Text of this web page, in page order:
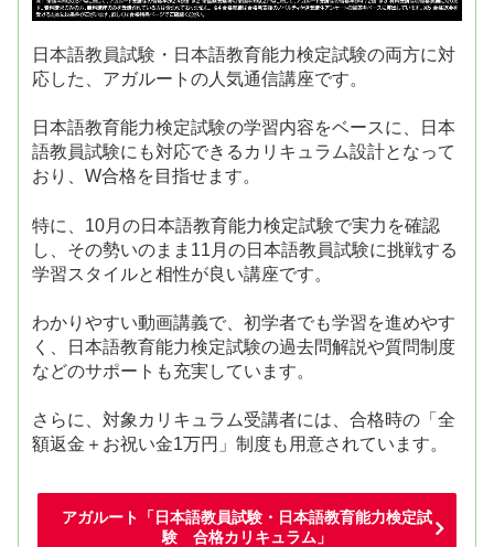
日本語教員試験・日本語教育能力検定試験の両方に対
応した、アガルートの人気通信講座です。
日本語教育能力検定試験の学習内容をベースに、日本
語教員試験にも対応できるカリキュラム設計となって
おり、W合格を目指せます。
特に、10月の日本語教育能力検定試験で実力を確認
し、その勢いのまま11月の日本語教員試験に挑戦する
学習スタイルと相性が良い講座です。
わかりやすい動画講義で、初学者でも学習を進めやす
く、日本語教育能力検定試験の過去問解説や質問制度
などのサポートも充実しています。
さらに、対象カリキュラム受講者には、合格時の「全
額返金＋お祝い金1万円」制度も用意されています。
アガルート「日本語教員試験・日本語教育能力検定試
験 合格カリキュラム」